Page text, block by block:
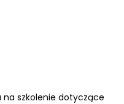
na szkolenie dotyczące